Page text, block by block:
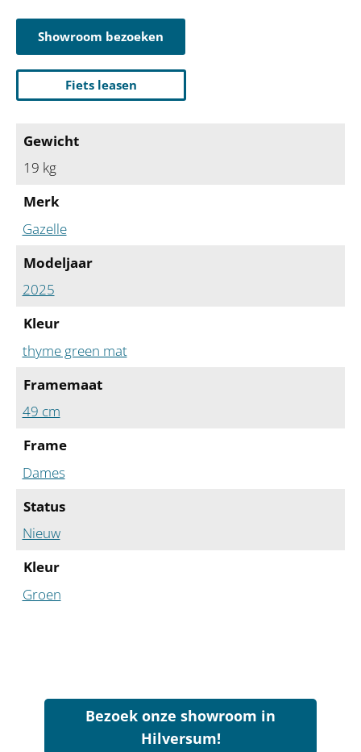
Showroom bezoeken
Fiets leasen
Gewicht
19 kg
Merk
Gazelle
Modeljaar
2025
Kleur
thyme green mat
Framemaat
49 cm
Frame
Dames
Status
Nieuw
Kleur
Groen
Bezoek onze showroom in
Hilversum!